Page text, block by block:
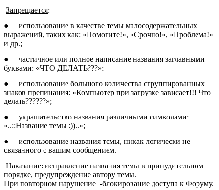
Запрещается:
●
использование в качестве темы малосодержательных
выражений, таких как: «Помогите!», «Срочно!», «Проблема!»
и др.;
●
частичное или полное написание названия заглавными
буквами: «ЧТО ДЕЛАТЬ???»;
●
использование большого количества сгруппированных
знаков препинания: «Компьютер при загрузке зависает!!! Что
делать??????»;
●
украшательство названия различными символами:
«..::Название темы :))..»;
●
использование названия темы, никак логически не
связанного с вашим сообщением.
Наказание: исправление названия темы в принудительном
порядке, предупреждение автору темы.
При повторном нарушение -блокирование доступа к Форуму.